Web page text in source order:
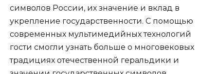
символов России, их значение и вклад в
укрепление государственности. С помощью
современных мультимедийных технологий
гости смогли узнать больше о многовековых
традициях отечественной геральдики и